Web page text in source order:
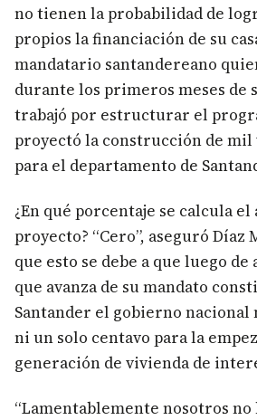
no tienen la probabilidad de
propios la financiación de su
mandatario santandereano
durante los primeros meses de
trabajó por estructurar el
proyectó la construcción de mil
para el departamento de
¿En qué porcentaje se calcula el
proyecto? “Cero”, aseguró Díaz
que esto se debe a que luego de
que avanza de su mandato
Santander el gobierno nacional
ni un solo centavo para la
generación de vivienda de
“Lamentablemente nosotros no